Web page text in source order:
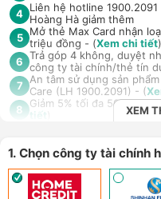
4 Liên hệ hotline
Hoàng Hà giảm thêm
5 Mở thẻ Max Card nhận
triệu đồng - (Xem chi tiết)
6 Trả góp 4 không, duyệt
công ty tài chính/thẻ tín
7 An tâm sử dụng sản
Care (LH 1900.2091) - (
8
Giảm 5% tối đa 500k khi
tiết
10 Giảm tới 500.000đ khi
tiết
11 Nhận báo giá tốt nhất cho
mua số lượng lớn - (
Xem
XEM
1. Chọn công ty tài chính